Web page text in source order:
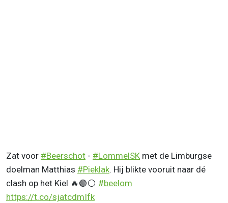
Zat voor #Beerschot - #LommelSK met de Limburgse
doelman Matthias #Pieklak. Hij blikte vooruit naar dé
clash op het Kiel 🔥🟢⚪ #beelom
https://t.co/sjatcdmIfk